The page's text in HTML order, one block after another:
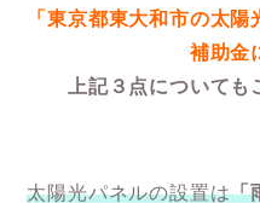
「東京都東大和市の太
補助金
上記３点についても
太陽光パネルの設置は「